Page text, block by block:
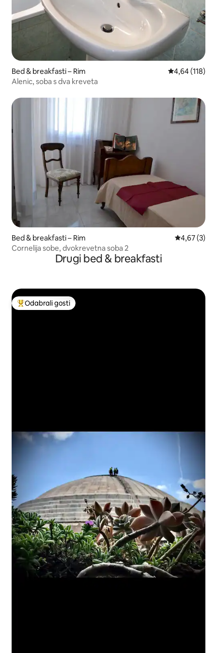
Bed & breakfasti – Rim Prosječna
4,64 (118)
Alenic, soba s dva kreveta
Bed & breakfasti – Rim Prosječna
4,67 (3)
Cornelija sobe, dvokrevetna soba 2
Drugi bed & breakfasti
Među najviše rangiranima s oznakom „Odabrali gosti”
Odabrali gosti